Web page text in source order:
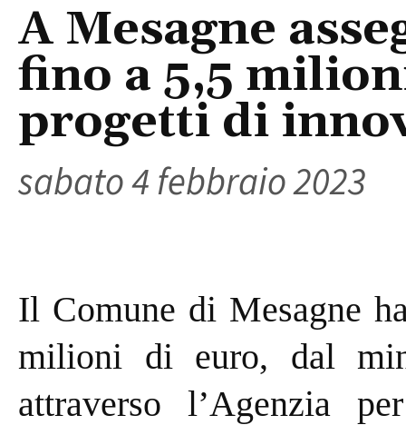
A Mesagne
fino a 5,5
progetti di
sabato 4 febbraio 2023
Il Comune di Mesagne
milioni di euro, dal
attraverso l’Agenzia